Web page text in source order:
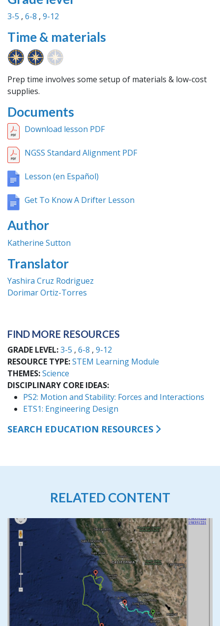
3-5 6-8 9-12
Time & materials
Prep time involves some setup of materials & low-cost
supplies.
Documents
Download lesson PDF
NGSS Standard Alignment PDF
Lesson (en Español)
Get To Know A Drifter Lesson
Author
Katherine Sutton
Translator
Yashira Cruz Rodriguez
Dorimar Ortiz-Torres
FIND MORE RESOURCES
GRADE LEVEL 3-5 6-8 9-12
RESOURCE TYPE STEM Learning Module
THEMES Science
DISCIPLINARY CORE IDEAS
PS2: Motion and Stability: Forces and Interactions
ETS1: Engineering Design
SEARCH EDUCATION RESOURCES
RELATED CONTENT